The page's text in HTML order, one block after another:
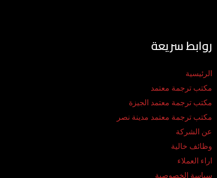
روابط سريعة
الرئيسية
مكتب ترجمة معتمد
مكتب ترجمة معتمد الجيزة
مكتب ترجمة معتمد مدينة نصر
عن الشركة
وظائف خالية
اراء العملاء
سياسة الخصوصية